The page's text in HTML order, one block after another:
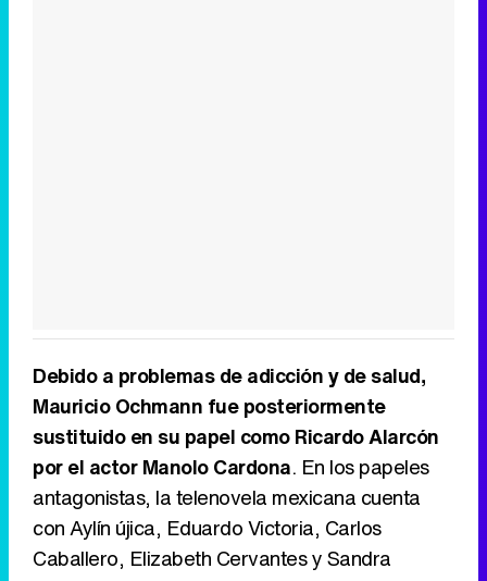
Debido a problemas de adicción y de salud,
Mauricio Ochmann fue posteriormente
sustituido en su papel como Ricardo Alarcón
por el actor Manolo Cardona. En los papeles
antagonistas, la telenovela mexicana cuenta
con Aylín újica, Eduardo Victoria, Carlos
Caballero, Elizabeth Cervantes y Sandra